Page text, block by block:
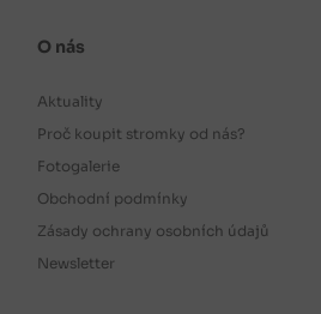
O nás
Aktuality
Proč koupit stromky od nás?
Fotogalerie
Obchodní podmínky
Zásady ochrany osobních údajů
Newsletter